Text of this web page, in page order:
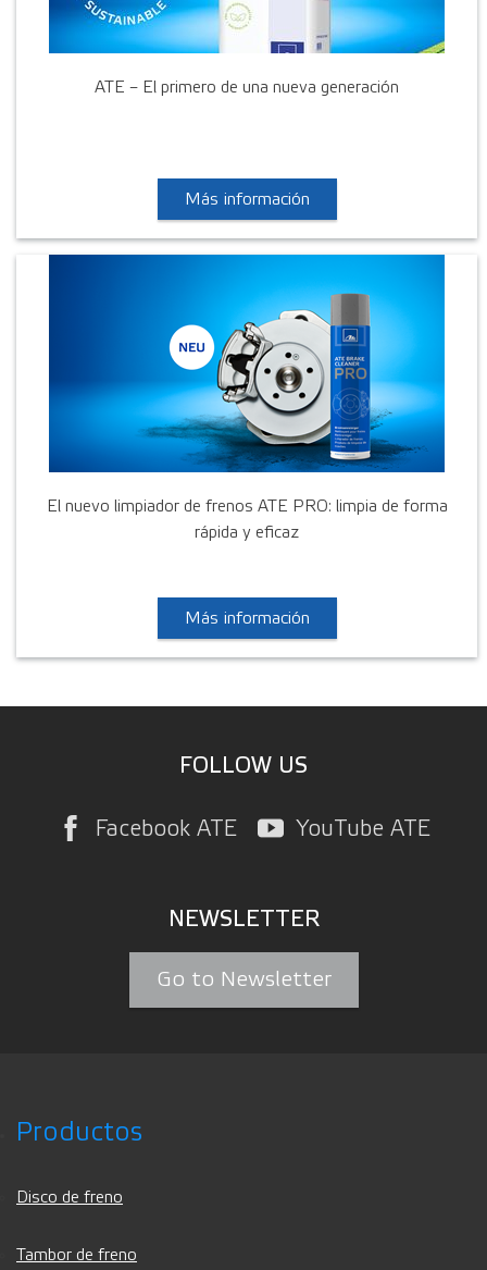
ATE – El primero de una nueva generación
Más información
El nuevo limpiador de frenos ATE PRO: limpia de forma
rápida y eficaz
Más información
FOLLOW US
Facebook ATE YouTube ATE
NEWSLETTER
Go to Newsletter
Productos
Disco de freno
Tambor de freno